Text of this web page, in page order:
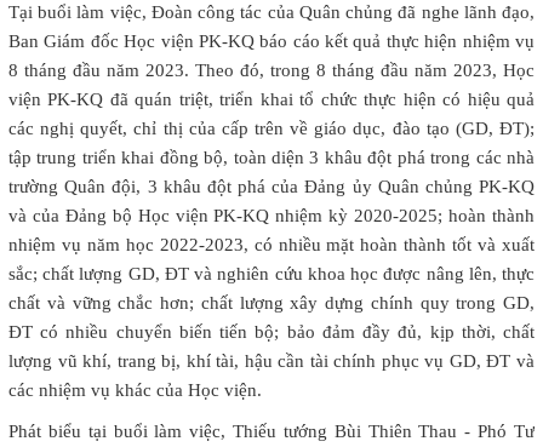
Tại buổi làm việc, Đoàn công tác của Quân chủng đã nghe lãnh đạo,
Ban Giám đốc Học viện PK-KQ báo cáo kết quả thực hiện nhiệm vụ
8 tháng đầu năm 2023. Theo đó, trong 8 tháng đầu năm 2023, Học
viện PK-KQ đã quán triệt, triển khai tổ chức thực hiện có hiệu quả
các nghị quyết, chỉ thị của cấp trên về giáo dục, đào tạo (GD, ĐT);
tập trung triển khai đồng bộ, toàn diện 3 khâu đột phá trong các nhà
trường Quân đội, 3 khâu đột phá của Đảng ủy Quân chủng PK-KQ
và của Đảng bộ Học viện PK-KQ nhiệm kỳ 2020-2025; hoàn thành
nhiệm vụ năm học 2022-2023, có nhiều mặt hoàn thành tốt và xuất
sắc; chất lượng GD, ĐT và nghiên cứu khoa học được nâng lên, thực
chất và vững chắc hơn; chất lượng xây dựng chính quy trong GD,
ĐT có nhiều chuyển biến tiến bộ; bảo đảm đầy đủ, kịp thời, chất
lượng vũ khí, trang bị, khí tài, hậu cần tài chính phục vụ GD, ĐT và
các nhiệm vụ khác của Học viện.
Phát biểu tại buổi làm việc, Thiếu tướng Bùi Thiên Thau - Phó Tư